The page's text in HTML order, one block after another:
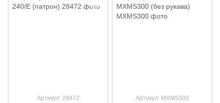
Артикул: 28472 Артикул: MXMS300